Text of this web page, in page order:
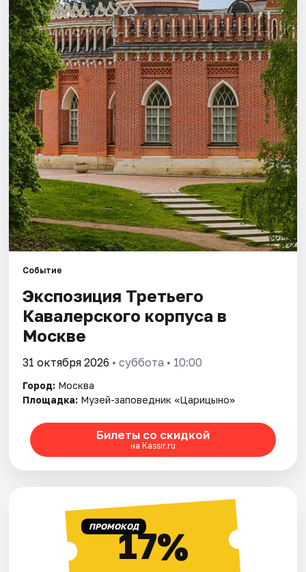
Города
Площадки
Артисты
Рейтинги
Событие
Экспозиция Третьего
Кавалерского корпуса в
Москве
31 октября 2026 • суббота • 10:00
Город: Москва
Площадка: Музей-заповедник «Царицыно»
Билеты со скидкой
на Kassir.ru
ПРОМОКОД17%